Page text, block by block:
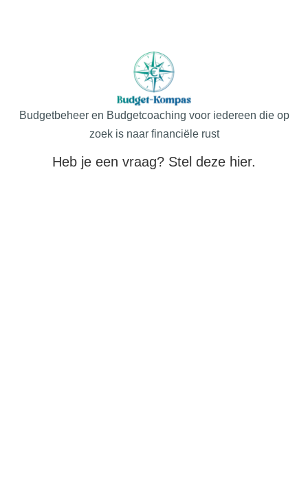
Budgetbeheer en Budgetcoaching voor iedereen die op
zoek is naar financiële rust
Heb je een vraag? Stel deze hier.